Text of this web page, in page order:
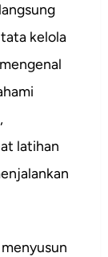
kelola
latihan